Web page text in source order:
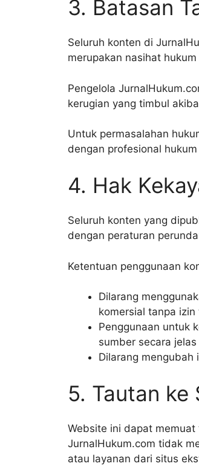
3. Batasan
Seluruh konten di
merupakan nasihat hukum
Pengelola
kerugian yang timbul
Untuk permasalahan
dengan profesional
4. Hak
Seluruh konten yang
dengan peraturan
Ketentuan penggunaan
Dilarang
komersial tanpa izin
Penggunaan untuk
sumber secara jelas
Dilarang mengubah
5. Tautan ke
Website ini dapat
JurnalHukum.com tidak
atau layanan dari situs